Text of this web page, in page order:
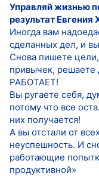
Управляй жизнью
результат Евгения
Иногда вам
сделанных дел, и
Снова пишете
привычек, решаете
РАБОТАЕТ!
Вы ругаете себя,
потому что все
них получается!
А вы отстали от
неуспешность. И
работающие
продуктивной»